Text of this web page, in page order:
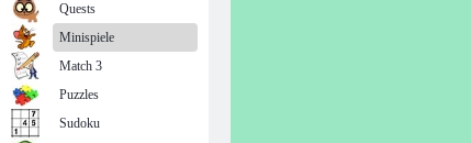
Quests
Minispiele
Match 3
Puzzles
Sudoku